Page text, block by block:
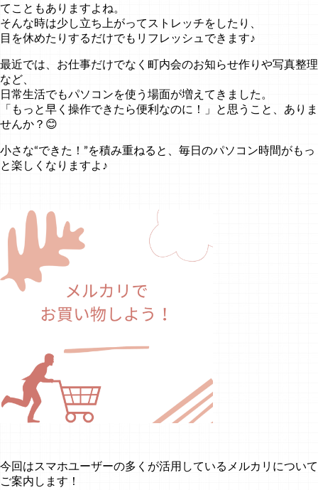
てこともありますよね。
そんな時は少し立ち上がってストレッチをしたり、
目を休めたりするだけでもリフレッシュできます♪
最近では、お仕事だけでなく町内会のお知らせ作りや写真整理
など、
日常生活でもパソコンを使う場面が増えてきました。
「もっと早く操作できたら便利なのに！」と思うこと、ありま
せんか？😊
小さな“できた！”を積み重ねると、毎日のパソコン時間がもっ
と楽しくなりますよ♪
今回はスマホユーザーの多くが活用しているメルカリについて
ご案内します！